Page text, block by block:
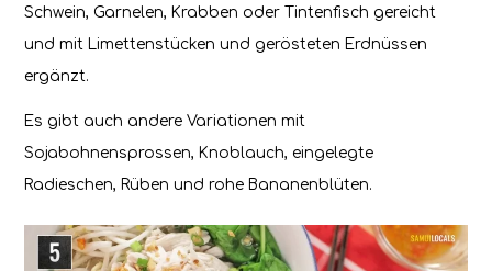
Schwein, Garnelen, Krabben oder Tintenfisch gereicht
und mit Limettenstücken und gerösteten Erdnüssen
ergänzt.
Es gibt auch andere Variationen mit
Sojabohnensprossen, Knoblauch, eingelegte
Radieschen, Rüben und rohe Bananenblüten.